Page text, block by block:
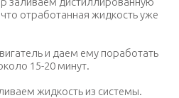
отработанная жидкость уже
и даем ему поработать
15-20 минут.
жидкость из системы.